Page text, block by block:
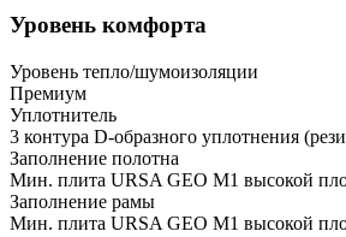
Уровень комфорта
Уровень тепло/шумоизоляции
Премиум
Уплотнитель
3 контура D-образного уплотнения
Заполнение полотна
Мин. плита URSA GEO М1 высокой
Заполнение рамы
Мин. плита URSA GEO М1 высокой